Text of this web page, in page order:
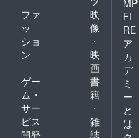
ファ
ッ
ショ
ン
映
像
・
映
画
ゲー
ム・
サー
ビス
開発
書
籍
・
雑
誌
FI
RE
ア
カ
デ
ミ
ー
と
は